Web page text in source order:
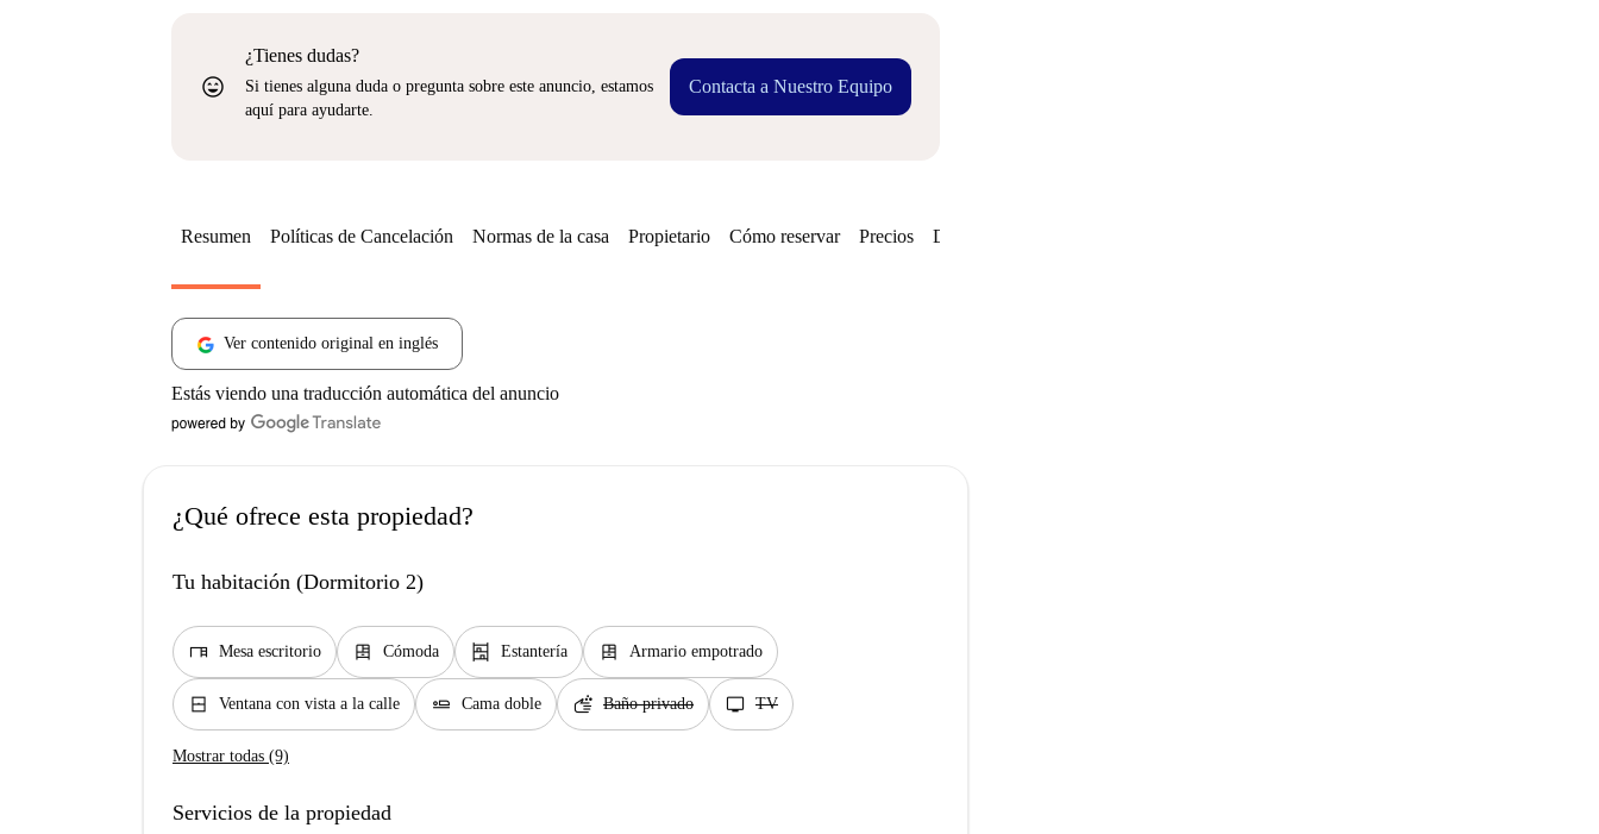
sentiment_very_satisfied
¿Tienes dudas?
Si tienes alguna duda o pregunta sobre este anuncio, estamos
aquí para ayudarte.
Contacta a Nuestro Equipo
Resumen Políticas de Cancelación Normas de la casa Propietario Cómo reservar Precios Disponibilidades
Ver contenido original en inglés
Estás viendo una traducción automática del anuncio
¿Qué ofrece esta propiedad?
Tu habitación (Dormitorio 2)
desk Mesa escritorio dresser Cómoda shelves Estantería dresser Armario empotrado
window_closed Ventana con vista a la calle airline_seat_flat Cama doble soap Baño privado tv TV
Mostrar todas (9)
Servicios de la propiedad